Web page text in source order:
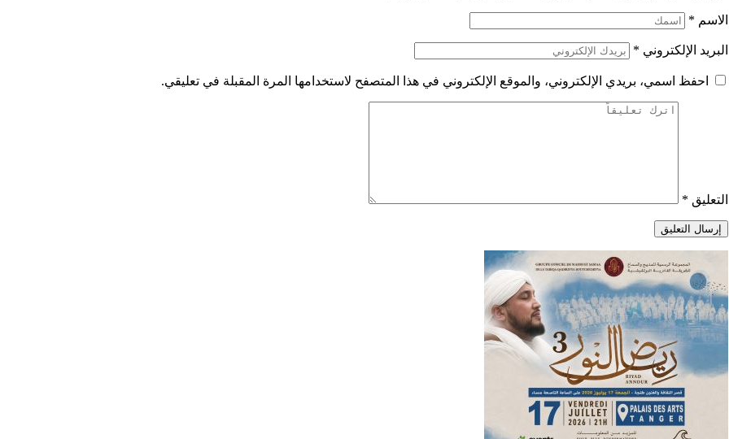
الاسم *
البريد الإلكتروني *
احفظ اسمي، بريدي الإلكتروني، والموقع الإلكتروني في هذا المتصفح لاستخدامها المرة المقبلة في تعليقي.
التعليق *